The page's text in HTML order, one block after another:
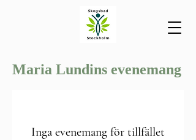
Maria Lundins evenemang
Inga evenemang för tillfället